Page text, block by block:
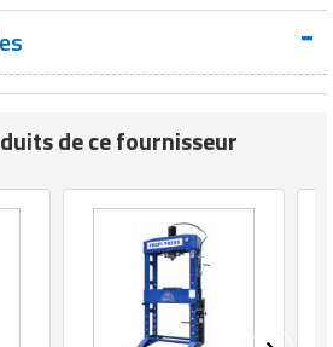
de ce fournisseur